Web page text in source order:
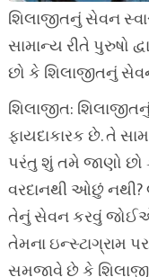
શિલાજીતનું સેવન
સામાન્ય રીતે પુરુષો
છો કે શિલાજીતનું
શિલાજીત:
ફાયદાકારક છે. તે
પરંતુ શું તમે જાણો
વરદાનથી ઓછું નથી?
તેનું સેવન કરવું જોઈએ
તેમના ઇન્સ્ટાગ્રામ
સમજાવે છે કે